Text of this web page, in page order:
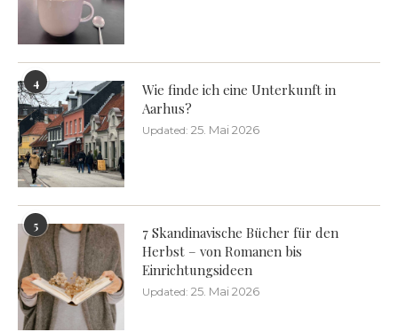
4
Wie finde ich eine Unterkunft in
Aarhus?
Updated: 25. Mai 2026
5
7 Skandinavische Bücher für den
Herbst – von Romanen bis
Einrichtungsideen
Updated: 25. Mai 2026